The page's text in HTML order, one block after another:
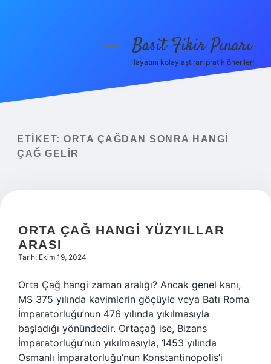
Yasal Uyarı
menüyüBasit Fikir Pınarı
Hayatını kolaylaştıran pratik öneriler!
ETIKET: ORTA ÇAĞDAN SONRA HANGI
ÇAĞ GELIR
ORTA ÇAĞ HANGI YÜZYILLAR
ARASI
Tarih: Ekim 19, 2024
Orta Çağ hangi zaman aralığı? Ancak genel kanı,
MS 375 yılında kavimlerin göçüyle veya Batı Roma
İmparatorluğu’nun 476 yılında yıkılmasıyla
başladığı yönündedir. Ortaçağ ise, Bizans
İmparatorluğu’nun yıkılmasıyla, 1453 yılında
Osmanlı İmparatorluğu’nun Konstantinopolis’i